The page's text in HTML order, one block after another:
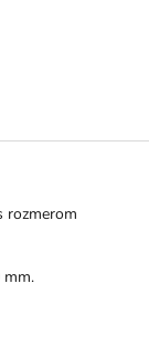
rozmerom